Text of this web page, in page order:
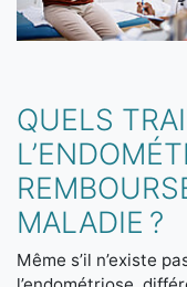
QUELS
MALADIE ?
Même s’il n’existe